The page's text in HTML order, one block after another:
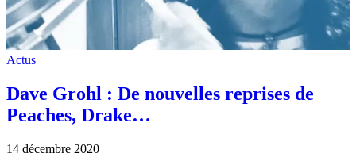
Actus
Dave Grohl : De nouvelles reprises de
Peaches, Drake…
14 décembre 2020